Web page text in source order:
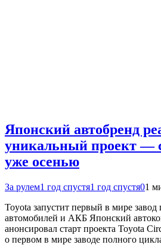
Японский автобренд
уникальный проект —
уже осенью
За рулем1 год спустя1 год спустя01
Toyota запустит первый в мире
автомобилей и АКБ Японский
анонсировал старт проекта Toyota
о первом в мире заводе полного